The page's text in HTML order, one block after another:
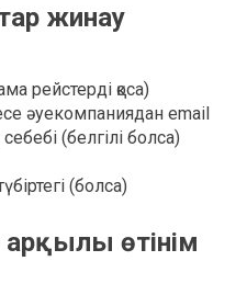
жинау
рейстерді қоса)
әуекомпаниядан email
(белгілі болса)
(болса)
өтінім